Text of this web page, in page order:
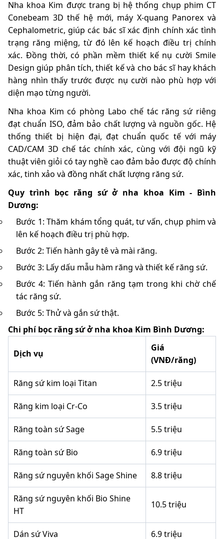
Nha khoa Kim được trang bị hệ thống chụp phim CT
Conebeam 3D thế hệ mới, máy X-quang Panorex và
Cephalometric, giúp các bác sĩ xác định chính xác tình
trạng răng miệng, từ đó lên kế hoạch điều trị chính
xác. Đồng thời, có phần mềm thiết kế nụ cười Smile
Design giúp phân tích, thiết kế và cho bác sĩ hay khách
hàng nhìn thấy trước được nụ cười nào phù hợp với
diện mạo từng người.
Nha khoa Kim có phòng Labo chế tác răng sứ riêng
đạt chuẩn ISO, đảm bảo chất lượng và nguồn gốc. Hệ
thống thiết bị hiện đại, đạt chuẩn quốc tế với máy
CAD/CAM 3D chế tác chính xác, cùng với đội ngũ kỹ
thuật viên giỏi có tay nghề cao đảm bảo được độ chính
xác, tinh xảo và đồng nhất chất lượng răng sứ.
Quy trình bọc răng sứ ở nha khoa Kim - Bình
Dương:
Bước 1: Thăm khám tổng quát, tư vấn, chụp phim và
lên kế hoạch điều trị phù hợp.
Bước 2: Tiến hành gây tê và mài răng.
Bước 3: Lấy dấu mẫu hàm răng và thiết kế răng sứ.
Bước 4: Tiến hành gắn răng tạm trong khi chờ chế
tác răng sứ.
Bước 5: Thử và gắn sứ thật.
Chi phí bọc răng sứ ở nha khoa Kim Bình Dương:
Dịch vụ
Giá
(VNĐ/răng)
Răng sứ kim loại Titan 2.5 triệu
Răng kim loại Cr-Co 3.5 triệu
Răng toàn sứ Sage 5.5 triệu
Răng toàn sứ Bio 6.9 triệu
Răng sứ nguyên khối Sage Shine 8.8 triệu
Răng sứ nguyên khối Bio Shine
HT
10.5 triệu
Dán sứ Viva 6.9 triệu